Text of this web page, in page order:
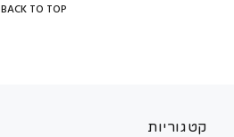
BACK TO TOP
קטגוריות